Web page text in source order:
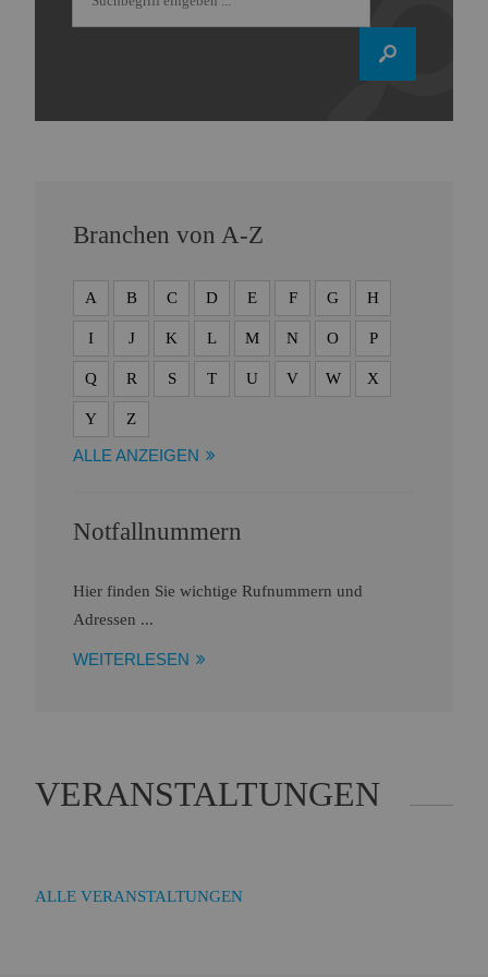
Branchen von A-Z
A B C D E F G H
I J K L M N O P
Q R S T U V W X
Y Z
ALLE ANZEIGEN
Notfallnummern
Hier finden Sie wichtige Rufnummern und
Adressen ...
WEITERLESEN
VERANSTALTUNGEN
ALLE VERANSTALTUNGEN